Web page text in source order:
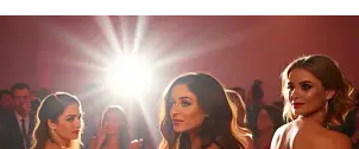
é de total responsabilidade do autor
necessariamente a opinião da